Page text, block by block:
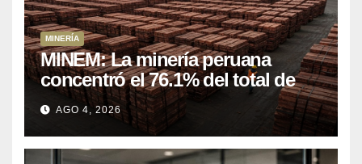
MINERÍA
MINEM: La minería peruana
concentró el 76.1% del total de
las exportaciones nacionales
entre enero y abril de 2026
AGO 4, 2026